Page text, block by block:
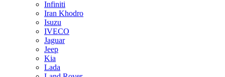
Infiniti
Iran Khodro
Isuzu
IVECO
Jaguar
Jeep
Kia
Lada